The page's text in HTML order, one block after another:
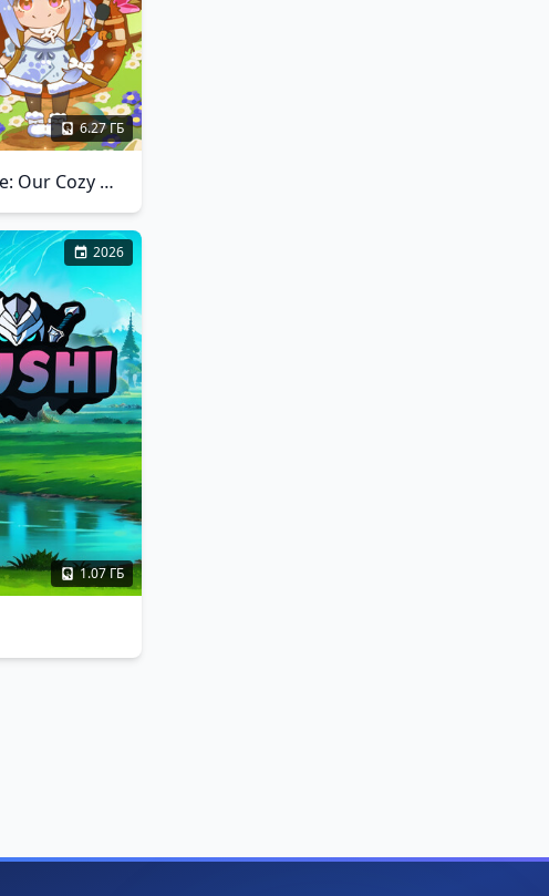
6.27 ГБ
holoVillage: Our Cozy Days
2026
1.07 ГБ